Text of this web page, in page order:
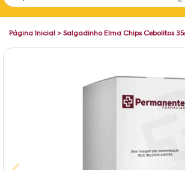
Página Inicial > Salgadinho Elma Chips Cebolitos